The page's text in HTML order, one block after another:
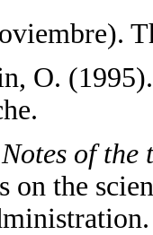
O.
Notes of
on the